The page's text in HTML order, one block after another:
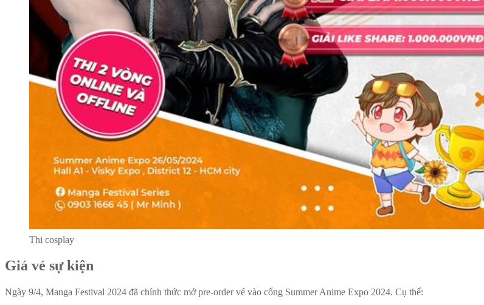
Thi cosplay
Giá vé sự kiện
Ngày 9/4, Manga Festival 2024 đã chính thức mở pre-order vé vào cổng Summer Anime Expo 2024. Cụ thể: